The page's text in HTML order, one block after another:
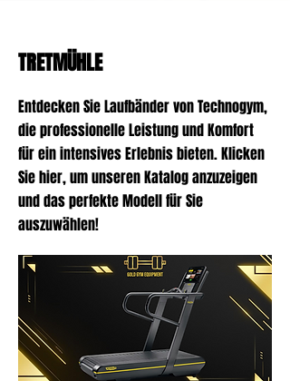
TRETMÜHLE
Entdecken Sie Laufbänder von Technogym,
die professionelle Leistung und Komfort
für ein intensives Erlebnis bieten. Klicken
Sie hier, um unseren Katalog anzuzeigen
und das perfekte Modell für Sie
auszuwählen!